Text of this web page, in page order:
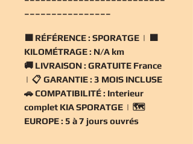
🟧 RÉFÉRENCE : SPORATGE | 🟧
KILOMÉTRAGE : N/A km
🚚 LIVRAISON : GRATUITE France
| 📋 GARANTIE : 3 MOIS INCLUSE
🚗COMPATIBILITÉ : Interieur
complet KIA SPORATGE | 🗺️
EUROPE : 5 à 7 jours ouvrés